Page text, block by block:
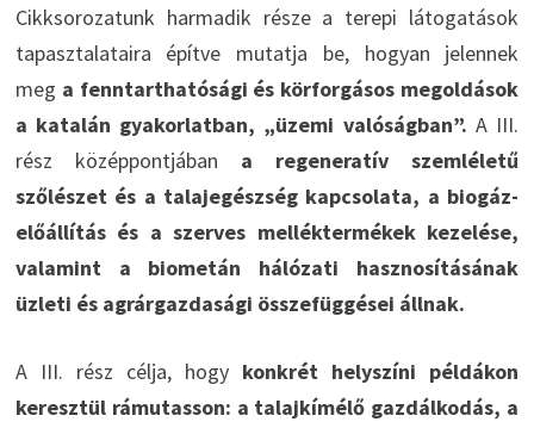
Cikksorozatunk harmadik része a terepi látogatások
tapasztalataira építve mutatja be, hogyan jelennek
meg a fenntarthatósági és körforgásos megoldások
a katalán gyakorlatban, „üzemi valóságban”. A III.
rész középpontjában a regeneratív szemléletű
szőlészet és a talajegészség kapcsolata, a biogáz-
előállítás és a szerves melléktermékek kezelése,
valamint a biometán hálózati hasznosításának
üzleti és agrárgazdasági összefüggései állnak.
A III. rész célja, hogy konkrét helyszíni példákon
keresztül rámutasson: a talajkímélő gazdálkodás, a